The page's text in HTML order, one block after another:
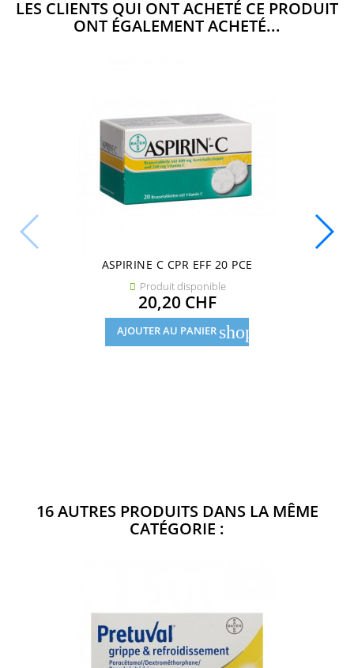
LES CLIENTS QUI ONT ACHETÉ CE PRODUIT
ONT ÉGALEMENT ACHETÉ...
ASPIRINE C CPR EFF 20 PCE
 Produit disponible
Prix
20,20 CHF
AJOUTER AU PANIER shopping_cart
16 AUTRES PRODUITS DANS LA MÊME
CATÉGORIE :